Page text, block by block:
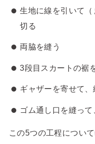
生地に線を引いて
切る
両脇を縫う
3段目スカートの裾
ギャザーを寄せて、
ゴム通し口を縫っ
この5つの工程につい